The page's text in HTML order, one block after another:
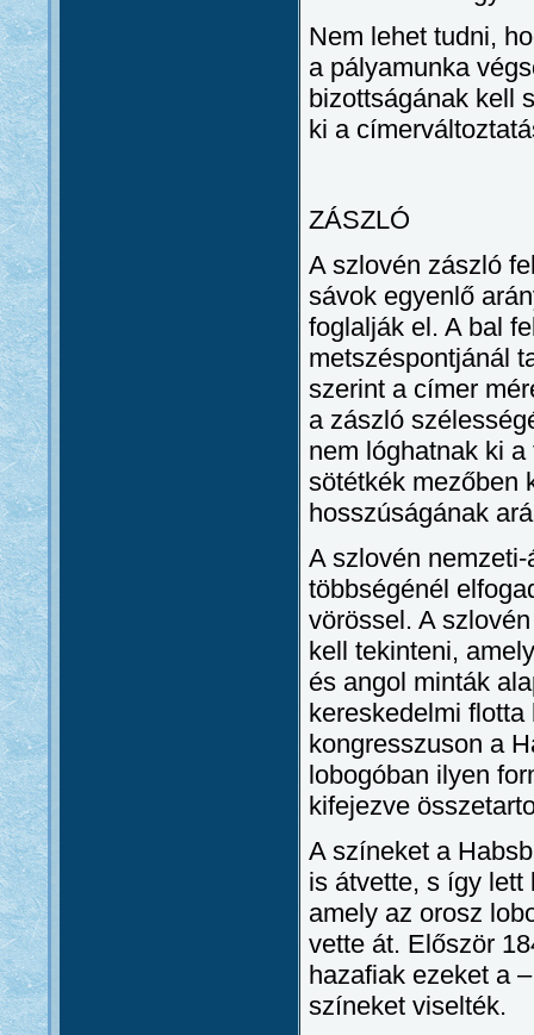
Nem lehet tudni,
a pályamunka
bizottságának kell
ki a
ZÁSZLÓ
A szlovén zászló
sávok egyenlő
foglalják el. A bal
metszéspontjánál
szerint a címer
a zászló
nem lóghatnak ki
sötétkék mezőben
hosszúságának
A szlovén
többségénél
vörössel. A
kell tekinteni,
és angol minták
kereskedelmi
kongresszuson a
lobogóban ilyen
kifejezve
A színeket a
is átvette, s így lett
amely az orosz
vette át. Először
hazafiak ezeket a
színeket viselték.